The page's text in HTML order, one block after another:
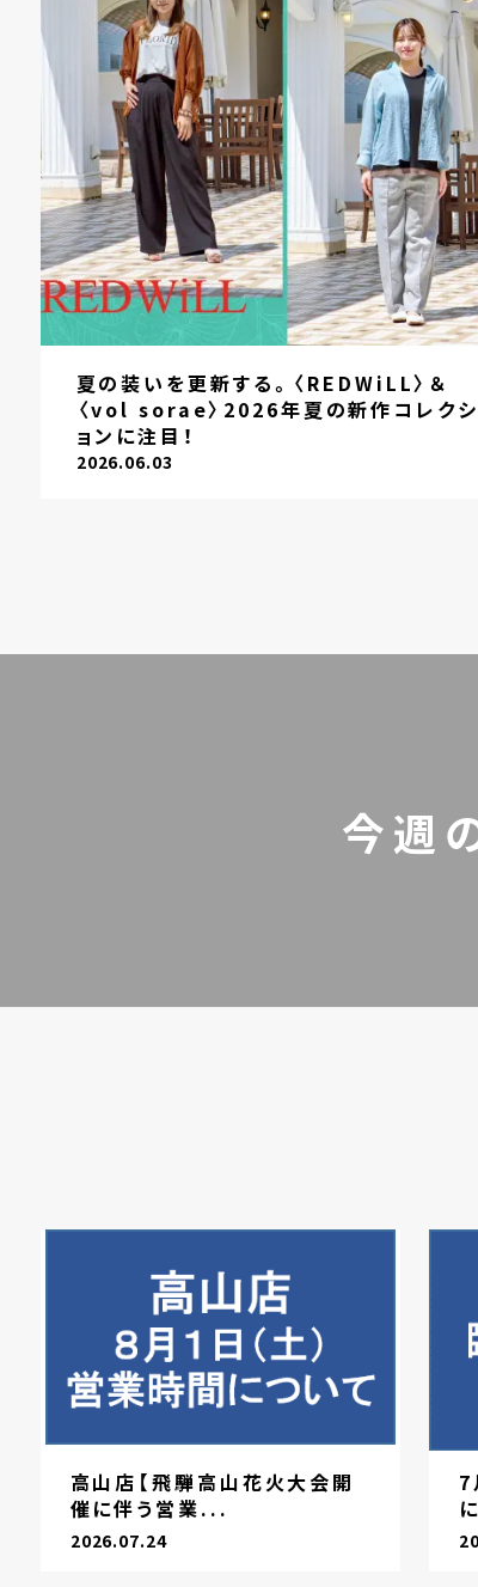
夏の装いを更新する。〈REDWiLL〉＆
〈vol sorae〉2026年夏の新作コレクシ
ョンに注目！
2026.06.03
今週
高山店【飛騨高山花火大会開
催に伴う営業...
2026.07.24
7